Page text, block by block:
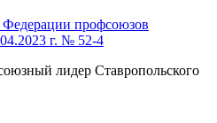
профсоюзов
г. № 52-4
лидер Ставропольского